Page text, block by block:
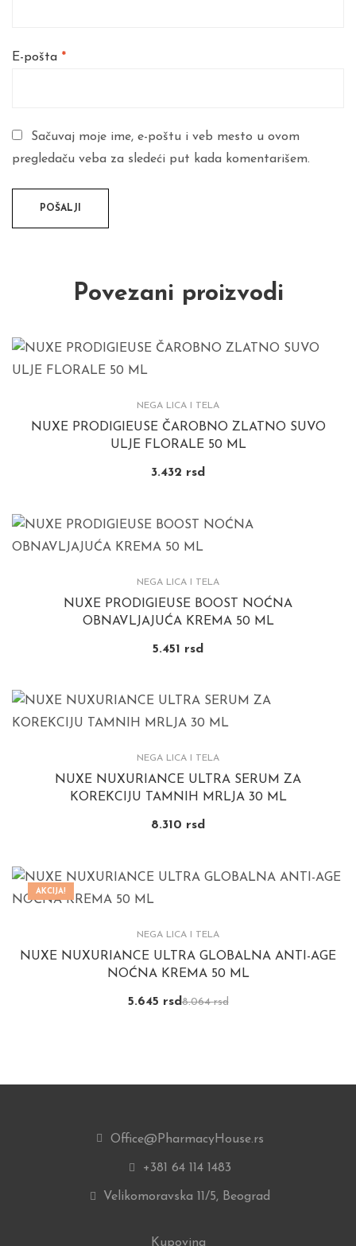
E-pošta *
Sačuvaj moje ime, e-poštu i veb mesto u ovom
pregledaču veba za sledeći put kada komentarišem.
Povezani proizvodi
NEGA LICA I TELA
NUXE PRODIGIEUSE ČAROBNO ZLATNO SUVO
ULJE FLORALE 50 ML
3.432 rsd
NEGA LICA I TELA
NUXE PRODIGIEUSE BOOST NOĆNA
OBNAVLJAJUĆA KREMA 50 ML
5.451 rsd
NEGA LICA I TELA
NUXE NUXURIANCE ULTRA SERUM ZA
KOREKCIJU TAMNIH MRLJA 30 ML
8.310 rsd
AKCIJA!
NEGA LICA I TELA
NUXE NUXURIANCE ULTRA GLOBALNA ANTI-AGE
NOĆNA KREMA 50 ML
8.064rsd
5.645 rsd
Kupovina
Office@PharmacyHouse.rs
+381 64 114 1483
Velikomoravska 11/5, Beograd